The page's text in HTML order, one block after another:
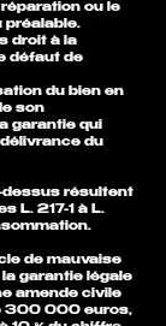
ou le
préalable.
droit à la
défaut de
du bien en
son
garantie qui
du
dessus résultent
L. 217-1 à L.
de mauvaise
garantie légale
amende civile
300 000 euros,